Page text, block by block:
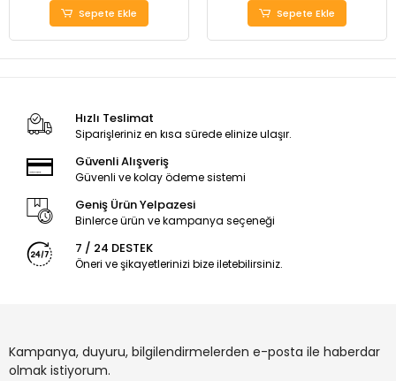
Sepete Ekle Sepete Ekle
Hızlı Teslimat
Siparişleriniz en kısa sürede elinize ulaşır.
Güvenli Alışveriş
Güvenli ve kolay ödeme sistemi
Geniş Ürün Yelpazesi
Binlerce ürün ve kampanya seçeneği
7 / 24 DESTEK
Öneri ve şikayetlerinizi bize iletebilirsiniz.
Kampanya, duyuru, bilgilendirmelerden e-posta ile haberdar
olmak istiyorum.